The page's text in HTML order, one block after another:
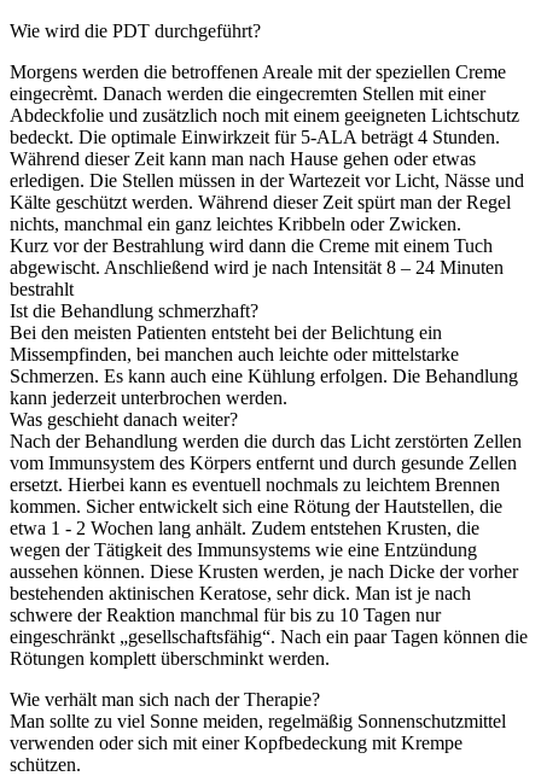
Wie wird die PDT durchgeführt?
Morgens werden die betroffenen Areale mit der speziellen Creme
eingecrèmt. Danach werden die eingecremten Stellen mit einer
Abdeckfolie und zusätzlich noch mit einem geeigneten Lichtschutz
bedeckt. Die optimale Einwirkzeit für 5-ALA beträgt 4 Stunden.
Während dieser Zeit kann man nach Hause gehen oder etwas
erledigen. Die Stellen müssen in der Wartezeit vor Licht, Nässe und
Kälte geschützt werden. Während dieser Zeit spürt man der Regel
nichts, manchmal ein ganz leichtes Kribbeln oder Zwicken.
Kurz vor der Bestrahlung wird dann die Creme mit einem Tuch
abgewischt. Anschließend wird je nach Intensität 8 – 24 Minuten
bestrahlt
Ist die Behandlung schmerzhaft?
Bei den meisten Patienten entsteht bei der Belichtung ein
Missempfinden, bei manchen auch leichte oder mittelstarke
Schmerzen. Es kann auch eine Kühlung erfolgen. Die Behandlung
kann jederzeit unterbrochen werden.
Was geschieht danach weiter?
Nach der Behandlung werden die durch das Licht zerstörten Zellen
vom Immunsystem des Körpers entfernt und durch gesunde Zellen
ersetzt. Hierbei kann es eventuell nochmals zu leichtem Brennen
kommen. Sicher entwickelt sich eine Rötung der Hautstellen, die
etwa 1 - 2 Wochen lang anhält. Zudem entstehen Krusten, die
wegen der Tätigkeit des Immunsystems wie eine Entzündung
aussehen können. Diese Krusten werden, je nach Dicke der vorher
bestehenden aktinischen Keratose, sehr dick. Man ist je nach
schwere der Reaktion manchmal für bis zu 10 Tagen nur
eingeschränkt „gesellschaftsfähig“. Nach ein paar Tagen können die
Rötungen komplett überschminkt werden.
Wie verhält man sich nach der Therapie?
Man sollte zu viel Sonne meiden, regelmäßig Sonnenschutzmittel
verwenden oder sich mit einer Kopfbedeckung mit Krempe
schützen.